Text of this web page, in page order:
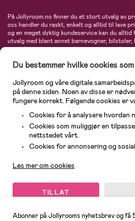
På Jollyroom.no finner du et stort utvalg av
oss handler du raskt, enkelt og alltid til lave
og en meget dyktig kundeservice kan du
utvalg med blant annet barnevogner,
produkter til mor, mengder av inspirerende
Maxi-Cosi, Baby Jogger, BabyBjörn,
største nettbutikk for barn og baby!
Abonner på Jollyrooms nyhetsbrev og
Du bestemmer hvilke cookies
Jollyroom og våre digitale
på denne siden. Noen av disse er
fungere korrekt. Følgende cookies er
Cookies for å analysere hvordan
Cookies som muliggjør en
nettstedet vårt.
Cookies for annonsering og
Les mer om cookies
TILLAT